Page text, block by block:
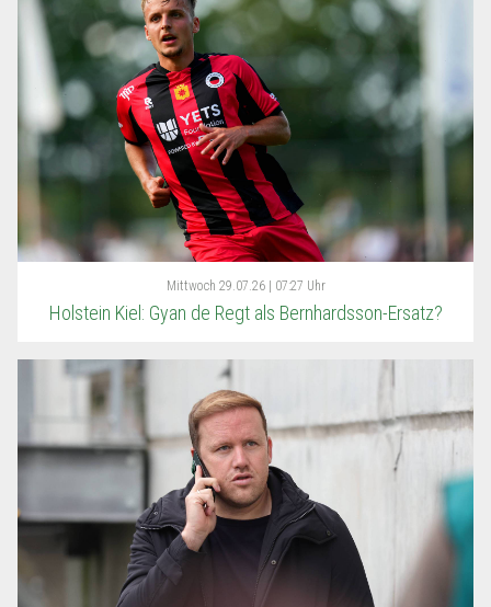
Mittwoch 29.07.26 | 07:27 Uhr
Holstein Kiel: Gyan de Regt als Bernhardsson-Ersatz?